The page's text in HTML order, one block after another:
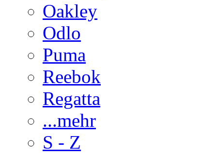
Oakley
Odlo
Puma
Reebok
Regatta
...mehr
S - Z